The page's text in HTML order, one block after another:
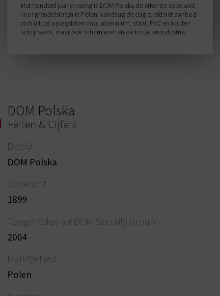
Met honderd jaar ervaring is DOM Polska de erkende specialist
voor grendelsloten in Polen. Vandaag de dag strekt het aanbod
zich uit tot oplegsloten voor aluminium, staal, PVC en houten
schrijnwerk, maar ook scharnieren en de bouw en industrie.
DOM Polska
Feiten & Cijfers
Bedrijf
DOM Polska
Opgericht
1899
Toegetreden tot DOM Security Group
2004
Marktgebied
Polen